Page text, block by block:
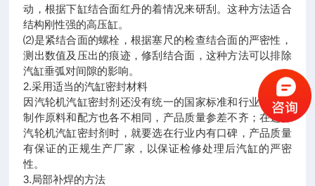
动，根据下缸结合面红丹的着情况来研刮。这种方法适合
结构刚性强的高压缸。
⑵是紧结合面的螺栓，根据塞尺的检查结合面的严密性，
测出数值及压出的痕迹，修刮结合面，这种方法可以排除
汽缸垂弧对间隙的影响。
2.采用适当的汽缸密封材料
因汽轮机汽缸密封剂还没有统一的国家标准和行业标准，
制作原料和配方也各不相同，产品质量参差不齐；在选择
汽轮机汽缸密封剂时，就要选在行业内有口碑，产品质量
有保证的正规生产厂家，以保证检修处理后汽缸的严密
性。
3.局部补焊的方法